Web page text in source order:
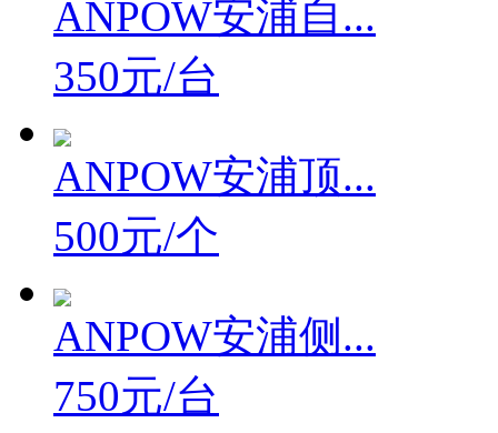
ANPOW安浦自...
350元/台
ANPOW安浦顶...
500元/个
ANPOW安浦侧...
750元/台